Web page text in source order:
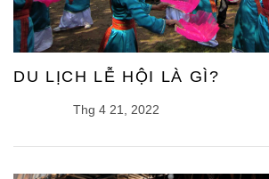
DU LỊCH LỄ HỘI LÀ GÌ?
Thg 4 21, 2022